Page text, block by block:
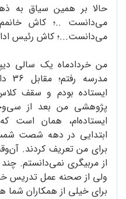
حالا بر همین سیاق به
می‌دانست ..؛ کاش
می‌دانست...؛ کاش رئیس
من خردادماه یک سالی
ایستاده بودم و سقف
پژوهشی من ‌بعد از
ایستاده‌ام، همان است
ابتدایی در دهه شصت
برای من تعریف کردند.
از مربیگری نمی‌دانستم.
ولی از صحنه عمل تدریس
برای خیلی از همکاران شما